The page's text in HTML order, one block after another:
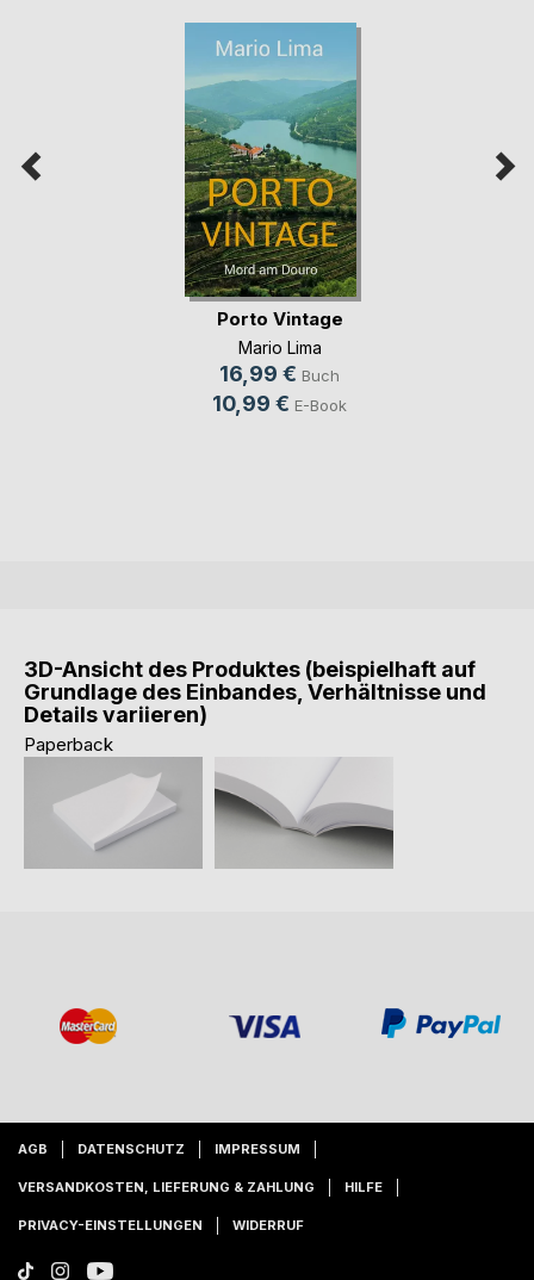
Porto Vintage
Mario Lima
16,99 € Buch
10,99 € E-Book
3D-Ansicht des Produktes (beispielhaft auf
Grundlage des Einbandes, Verhältnisse und
Details variieren)
Paperback
AGB DATENSCHUTZ IMPRESSUM
VERSANDKOSTEN, LIEFERUNG & ZAHLUNG HILFE
PRIVACY-EINSTELLUNGEN WIDERRUF